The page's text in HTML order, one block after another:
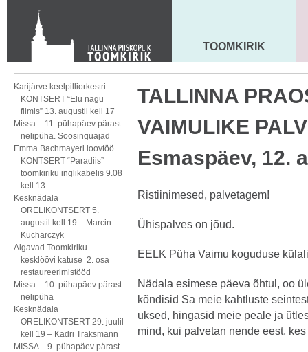
KONTAKT
Toom-Kooli 6, 10130 TALLINN
tallinna.toom@eelk.ee
MAARJA KIRIK
TOOMKIRIK
Karijärve keelpilliorkestri
KONTSERT “Elu nagu
filmis” 13. augustil kell 17
Missa – 11. pühapäev pärast
nelipüha. Soosinguajad
Emma Bachmayeri loovtöö
KONTSERT “Paradiis”
toomkiriku inglikabelis 9.08
kell 13
Kesknädala
ORELIKONTSERT 5.
augustil kell 19 – Marcin
Kucharczyk
Algavad Toomkiriku
kesklöövi katuse 2. osa
restaureerimistööd
Missa – 10. pühapäev pärast
nelipüha
Kesknädala
ORELIKONTSERT 29. juulil
kell 19 – Kadri Traksmann
MISSA – 9. pühapäev pärast
TALLINNA
VAIMULIKE
Esmaspäev, 12.
Ristiinimesed, palvetagem!
Ühispalves on jõud.
EELK Püha Vaimu koguduse
Nädala esimese päeva õhtul, oo
kõndisid Sa meie kahtluste
uksed, hingasid meie peale ja
mind, kui palvetan nende eest,